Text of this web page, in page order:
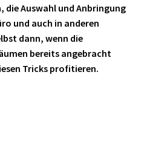
die Auswahl und Anbringung
und auch in anderen
dann, wenn die
bereits angebracht
Tricks profitieren.5